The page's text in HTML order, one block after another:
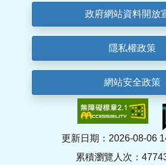
政府網站資料開放
隱私權政策
網站安全政策
更新日期：2026-08-06
累積瀏覽人次：